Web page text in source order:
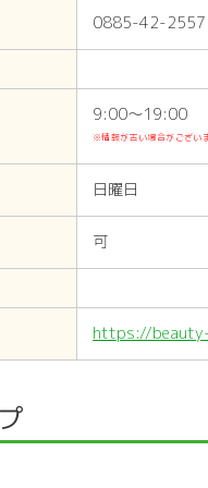
0885-42-2557
9:00〜19:00
※情報が古い場合がござい
日曜日
可
https://